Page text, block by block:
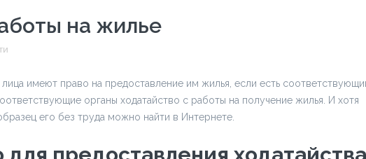
на жилье
имеют право на предоставление им жилья, если есть
органы ходатайство с работы на получение жилья. И хотя
его без труда можно найти в Интернете.